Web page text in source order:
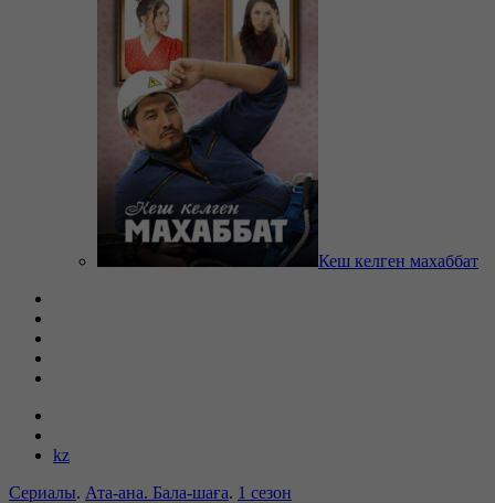
Кеш келген махаббат
kz
Сериалы. Ата-ана. Бала-шаға. 1 сезон